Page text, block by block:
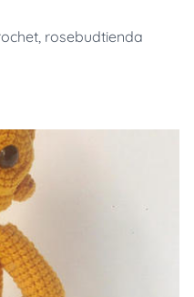
, rosebudtienda